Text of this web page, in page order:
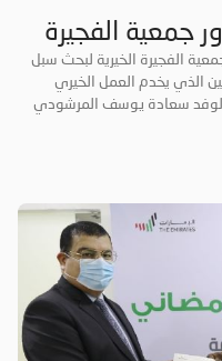
جمعية الفجيرة
الفجيرة الخيرية لبحث سبل
الذي يخدم العمل الخيري
سعادة يوسف المرشودي